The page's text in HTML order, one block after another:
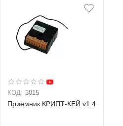
КОД: 3015
Приёмник КРИПТ-КЕЙ v1.4